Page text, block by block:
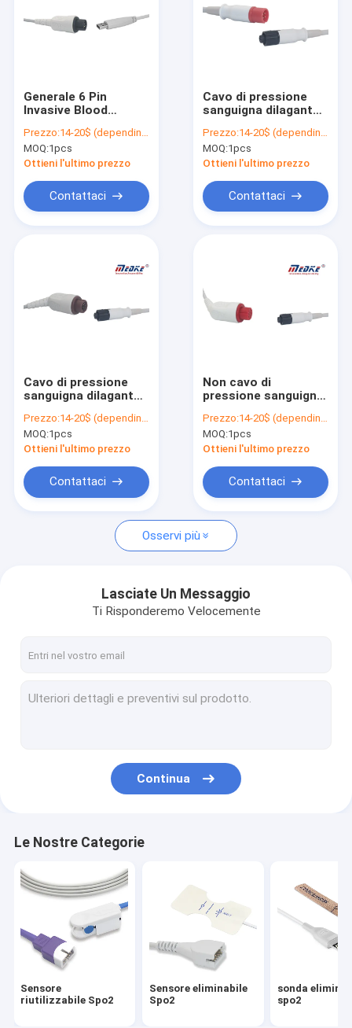
Circa noi
Richieda una citazione
Sensore riutilizzabile Spo2
Sensore eliminabile Spo2
Cavo di estensione SPO2
cavo del paziente del ecg
Polsino di NIBP
Sonda fetale del monitor
Accessori medici veterinari
Holter Recorder ECG
Sensore medico O2
Generale 6 Pin
Invasive Blood
dell'adattatore di
Critikon
Prezzo:14-20$ (depending on your qty)
MOQ:1pcs
Ottieni l'ultimo prezzo
Contattaci
Cavo di pressione
sanguigna dilagante
Biolight di Medex
Prezzo:14-20$ (depending on your qty)
MOQ:1pcs
Ottieni l'ultimo prezzo
Contattaci
Cavo di pressione
sanguigna dilagante
trasduttore di Medex
Prezzo:14-20$ (depending on your qty)
MOQ:1pcs
Ottieni l'ultimo prezzo
Contattaci
Non cavo di
pressione sanguigna
sterilizzazione TPU
Medex Viatek
Prezzo:14-20$ (depending on your qty)
MOQ:1pcs
Ottieni l'ultimo prezzo
Contattaci
Osservi più
Lasciate Un Messaggio
Ti Risponderemo Velocemente
Continua
Le Nostre Categorie
Sensore
riutilizzabile Spo2
Sensore eliminabile
Spo2
sonda
spo2